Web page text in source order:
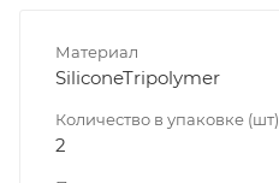
Материал
SiliconeTripolymer
Количество в упаковке (шт)
2